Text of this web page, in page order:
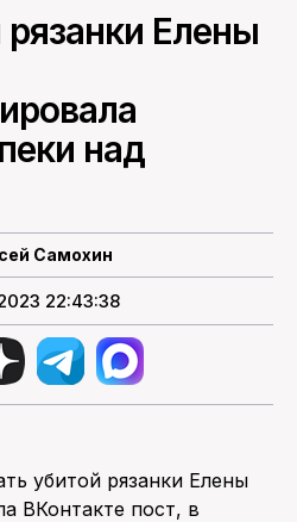
ПО САЙТУ
Елены
над
Самохин
22:43:38
убитой рязанки Елены
ВКонтакте пост, в